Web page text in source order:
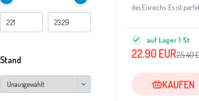
Stand
des Eisreichs.
auf Lager 1 St
22.90 EUR25.40
KAUFEN